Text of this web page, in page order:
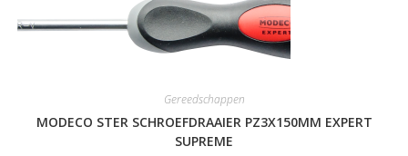
Gereedschappen
MODECO STER SCHROEFDRAAIER PZ3X150MM EXPERT
SUPREME